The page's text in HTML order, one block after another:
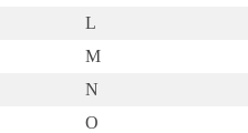
L
M
N
O